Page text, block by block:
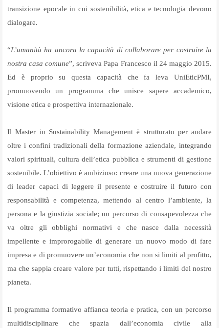
transizione epocale in cui sostenibilità, etica e tecnologia devono
dialogare.
“L’umanità ha ancora la capacità di collaborare per costruire la
nostra casa comune”, scriveva Papa Francesco il 24 maggio 2015.
Ed è proprio su questa capacità che fa leva UniEticPMI,
promuovendo un programma che unisce sapere accademico,
visione etica e prospettiva internazionale.
Il Master in Sustainability Management è strutturato per andare
oltre i confini tradizionali della formazione aziendale, integrando
valori spirituali, cultura dell’etica pubblica e strumenti di gestione
sostenibile. L’obiettivo è ambizioso: creare una nuova generazione
di leader capaci di leggere il presente e costruire il futuro con
responsabilità e competenza, mettendo al centro l’ambiente, la
persona e la giustizia sociale; un percorso di consapevolezza che
va oltre gli obblighi normativi e che nasce dalla necessità
impellente e improrogabile di generare un nuovo modo di fare
impresa e di promuovere un’economia che non si limiti al profitto,
ma che sappia creare valore per tutti, rispettando i limiti del nostro
pianeta.
Il programma formativo affianca teoria e pratica, con un percorso
multidisciplinare che spazia dall’economia civile alla